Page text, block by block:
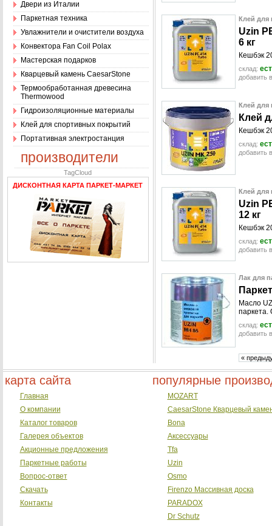
Двери из Италии
Паркетная техника
Увлажнители и очистители воздуха
Конвектора Fan Coil Polax
Мастерская подарков
Кварцевый камень CaesarStone
Термообработанная древесина
Thermowood
Гидроизоляционные материалы
Клей для спортивных покрытий
Портативная электростанция
производители
TagCloud
ДИСКОНТНАЯ КАРТА ПАРКЕТ-МАРКЕТ
Клей для
Uzin P
6 кг
Кешбэк
склад:
добавить
Клей для
Клей д
Кешбэк
склад:
добавить
Клей для
Uzin P
12 кг
Кешбэк
склад:
добавить
Лак для
Паркет
Масло
паркета.
склад:
добавить
«
карта сайта
Главная
О компании
Каталог товаров
Галерея объектов
Акционные предложения
Паркетные работы
Вопрос-ответ
Скачать
Контакты
популярные
MOZART
CaesarStone Кварцевый
Bona
Аксессуары
Tfa
Uzin
Osmo
Firenzo Массивная доска
PARADOX
Dr Schutz